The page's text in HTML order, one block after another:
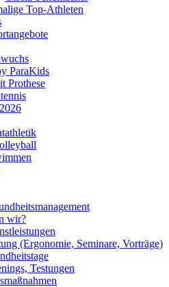
Top-Athleten
ParaKids
Prothese
wir?
(Ergonomie, Seminare, Vorträge)
Testungen